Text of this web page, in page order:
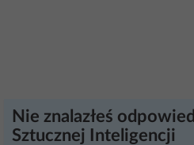
Nie znalazłeś
Sztucznej Inteligencji